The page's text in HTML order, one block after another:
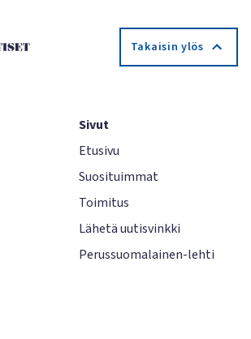
Takaisin ylös
Sivut
Etusivu
Suosituimmat
Toimitus
Lähetä uutisvinkki
Perussuomalainen-lehti